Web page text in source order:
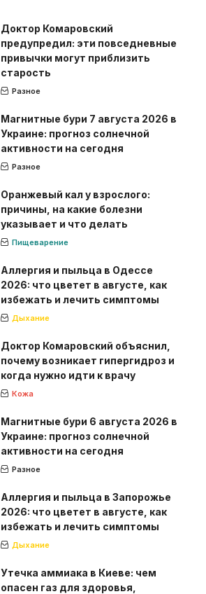
Доктор Комаровский
предупредил: эти повседневные
привычки могут приблизить
старость
Разное
Магнитные бури 7 августа 2026 в
Украине: прогноз солнечной
активности на сегодня
Разное
Оранжевый кал у взрослого:
причины, на какие болезни
указывает и что делать
Пищеварение
Аллергия и пыльца в Одессе
2026: что цветет в августе, как
избежать и лечить симптомы
Дыхание
Доктор Комаровский объяснил,
почему возникает гипергидроз и
когда нужно идти к врачу
Кожа
Магнитные бури 6 августа 2026 в
Украине: прогноз солнечной
активности на сегодня
Разное
Аллергия и пыльца в Запорожье
2026: что цветет в августе, как
избежать и лечить симптомы
Дыхание
Утечка аммиака в Киеве: чем
опасен газ для здоровья,